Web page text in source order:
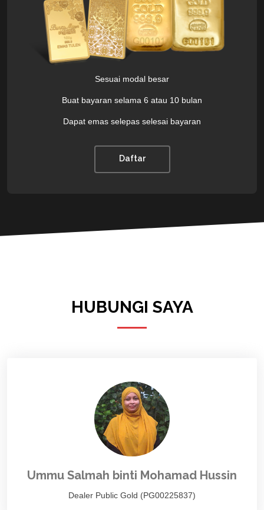
Sesuai modal besar
Buat bayaran selama 6 atau 10 bulan
Dapat emas selepas selesai bayaran
Daftar
HUBUNGI SAYA
Ummu Salmah binti Mohamad Hussin
Dealer Public Gold (PG00225837)